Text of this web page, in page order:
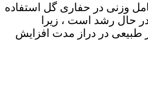
وزنی در حفاری گل استفاده
حال رشد است ، زیرا
طبیعی در دراز مدت افزایش